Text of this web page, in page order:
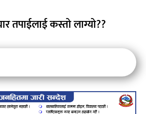
तपाईलाई कस्तो लाग्यो??